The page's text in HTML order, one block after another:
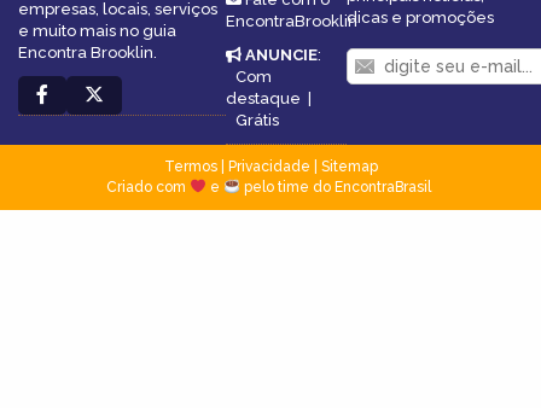
empresas, locais, serviços
e muito mais no guia
Encontra Brooklin.
EncontraBrooklin
ANUNCIE:
Com
destaque |
Grátis
dicas e promoções
Termos| Privacidade
Sitemap
Criado com
e pelo time do EncontraBrasil